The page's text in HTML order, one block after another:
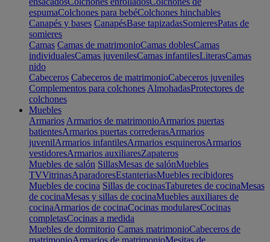
espumaColchones para bebéColchones hinchables
Canapés y bases CanapésBase tapizadasSomieresPatas de
somieres
Camas Camas de matrimonioCamas doblesCamas
individualesCamas juvenilesCamas infantilesLiterasCamas
nido
Cabeceros Cabeceros de matrimonioCabeceros juveniles
Complementos para colchones AlmohadasProtectores de
colchones
Muebles
Armarios Armarios de matrimonioArmarios puertas
batientesArmarios puertas correderasArmarios
juvenilArmarios infantilesArmarios esquinerosArmarios
vestidoresArmarios auxiliaresZapateros
Muebles de salón SillasMesas de salónMuebles
TVVitrinasAparadoresEstanteriasMuebles recibidores
Muebles de cocina Sillas de cocinasTaburetes de cocinaMesas
de cocinaMesas y sillas de cocinaMuebles auxiliares de
cocinaArmarios de cocinaCocinas modularesCocinas
completasCocinas a medida
Muebles de dormitorio Camas matrimonioCabeceros de
matrimonioArmarios de matrimonioMesitas de